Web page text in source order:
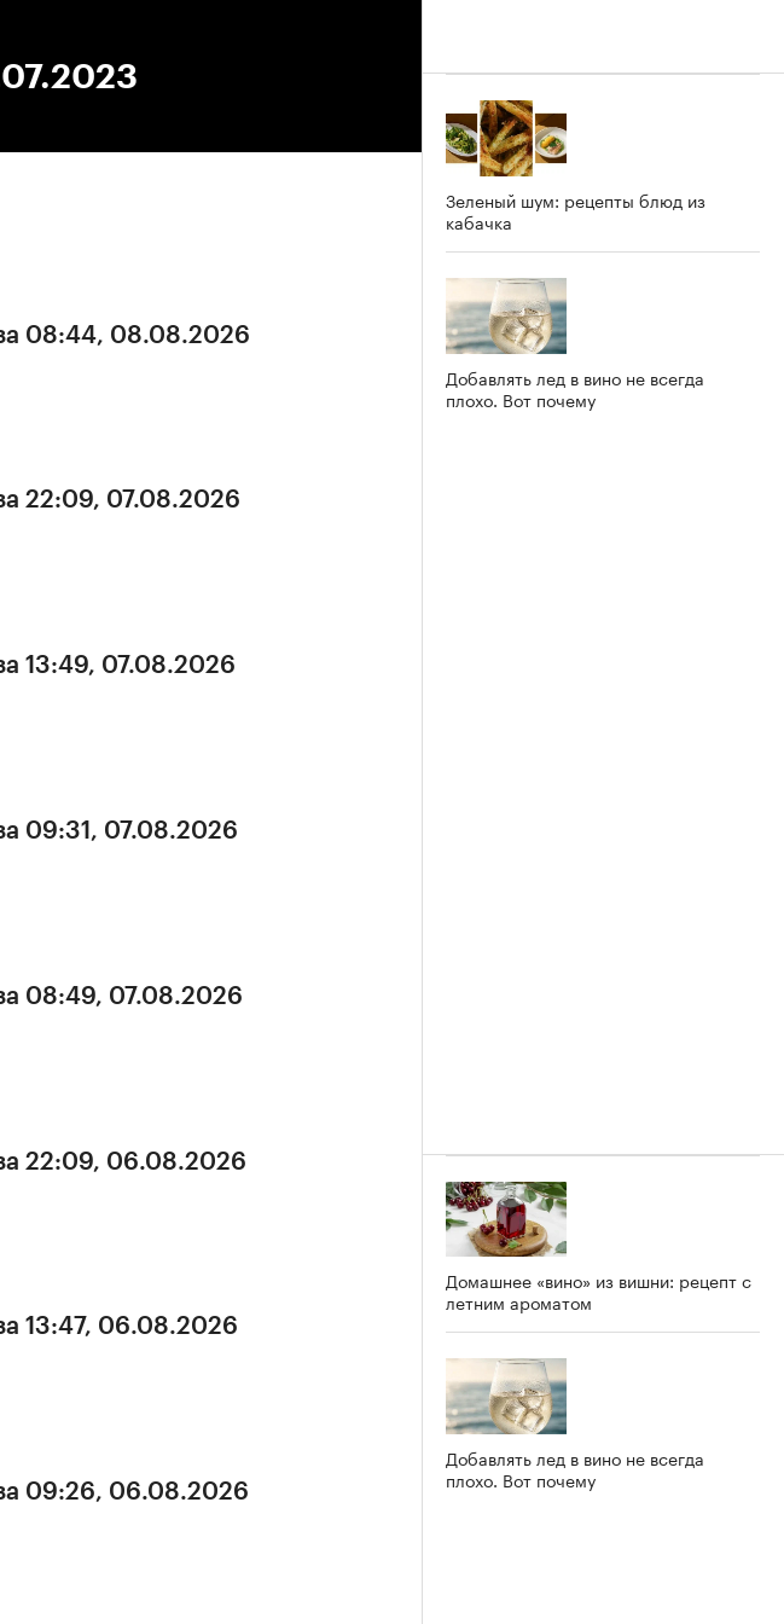
08:44, 08.08.2026
22:09, 07.08.2026
13:49, 07.08.2026
09:31, 07.08.2026
08:49, 07.08.2026
22:09, 06.08.2026
13:47, 06.08.2026
09:26, 06.08.2026
Зеленый шум: рецепты блюд из
кабачка
Добавлять лед в вино не всегда
плохо. Вот почему
Домашнее «вино» из вишни: рецепт с
летним ароматом
Добавлять лед в вино не всегда
плохо. Вот почему